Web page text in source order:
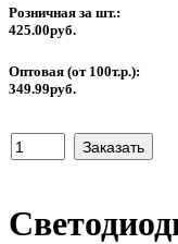
Розничная за шт.:
425.00руб.
Оптовая (от 100т.р.):
349.99руб.